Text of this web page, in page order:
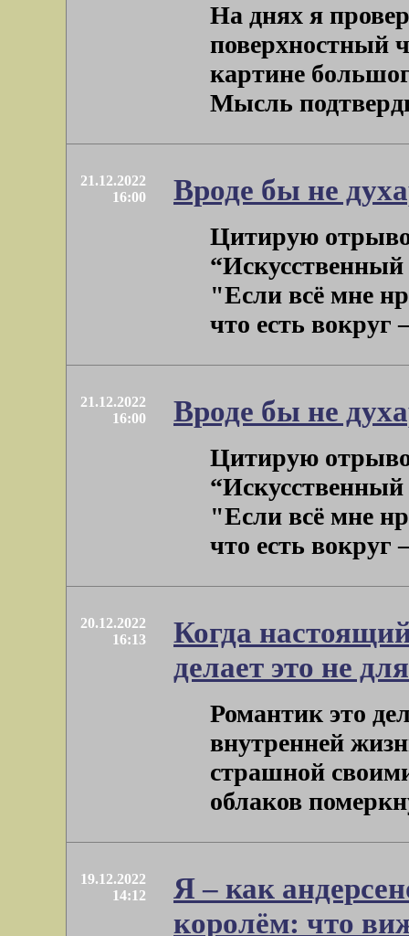
На днях я
поверхностный
картине
Мысль
21.12.2022
16:00
Вроде бы не
Цитирую
"Если всё мне
что есть вокруг
21.12.2022
16:00
Вроде бы не
Цитирую
"Если всё мне
что есть вокруг
20.12.2022
16:13
Когда
делает это не
Романтик это
внутренней
страшной
облаков
19.12.2022
14:12
Я – как
королём: что